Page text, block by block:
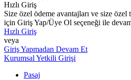
Hızlı Giriş
Size özel ödeme avantajları ve size
için Giriş Yap/Üye Ol seçeneği ile
Hızlı Giriş
veya
Giriş Yapmadan Devam Et
Kurumsal Yetkili Girişi
Pasaj